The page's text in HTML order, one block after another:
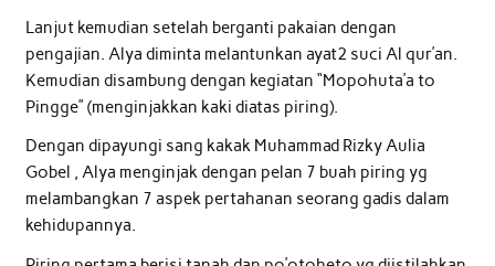
Lanjut kemudian setelah berganti pakaian dengan
pengajian. Alya diminta melantunkan ayat2 suci Al qur’an.
Kemudian disambung dengan kegiatan “Mopohuta’a to
Pingge” (menginjakkan kaki diatas piring).
Dengan dipayungi sang kakak Muhammad Rizky Aulia
Gobel , Alya menginjak dengan pelan 7 buah piring yg
melambangkan 7 aspek pertahanan seorang gadis dalam
kehidupannya.